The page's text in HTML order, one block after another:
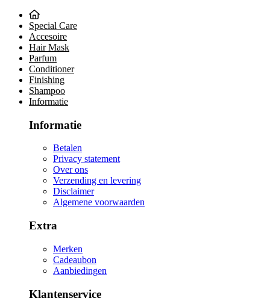
Special Care
Accesoire
Hair Mask
Parfum
Conditioner
Finishing
Shampoo
Informatie
Informatie
Betalen
Privacy statement
Over ons
Verzending en levering
Disclaimer
Algemene voorwaarden
Extra
Merken
Cadeaubon
Aanbiedingen
Klantenservice